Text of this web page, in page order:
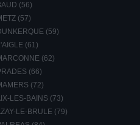
(56)
(57)
(59)
(61)
(62)
(66)
(72)
LES-BAINS (73)
LE-BRULE (79)